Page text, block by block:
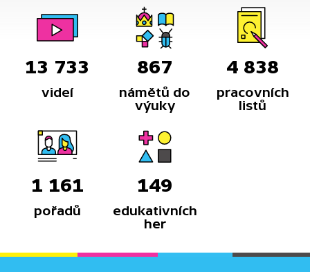
13 733
videí
867
námětů do
výuky
4 838
pracovních
listů
1 161
pořadů
149
edukativních
her